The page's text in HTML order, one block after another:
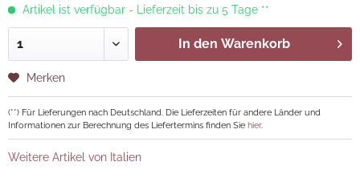
Artikel ist verfügbar - Lieferzeit bis zu 5 Tage **
In den Warenkorb
Merken
(**) Für Lieferungen nach Deutschland. Die Lieferzeiten für andere Länder und
Informationen zur Berechnung des Liefertermins finden Sie hier.
Weitere Artikel von Italien